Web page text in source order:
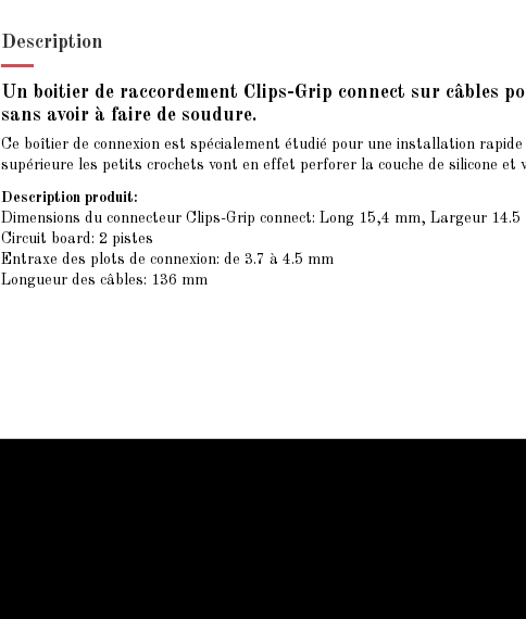
Description
Un boitier de raccordement Clips-Grip connect sur câbles
sans avoir à faire de soudure.
Ce boîtier de connexion est spécialement étudié pour une installation
supérieure les petits crochets vont en effet perforer la couche de silicone et
Description produit:
Dimensions du connecteur Clips-Grip connect: Long 15,4 mm, Largeur
Circuit board: 2 pistes
Entraxe des plots de connexion: de 3.7 à 4.5 mm
Longueur des câbles: 136 mm